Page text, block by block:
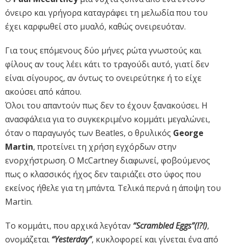
όνειρο και γρήγορα καταγράφει τη μελωδία που του
έχει καρφωθεί στο μυαλό, καθώς ονειρευόταν.
Για τους επόμενους δύο μήνες ρώτα γνωστούς και
φίλους αν τους λέει κάτι το τραγούδι αυτό, γιατί δεν
είναι σίγουρος, αν όντως το ονειρεύτηκε ή το είχε
ακούσει από κάπου.
Όλοι του απαντούν πως δεν το έχουν ξανακούσει. Η
ανασφάλεια για το συγκεκριμένο κομμάτι μεγαλώνει,
όταν ο παραγωγός των Beatles, ο θρυλικός George
Martin, προτείνει τη χρήση εγχόρδων στην
ενορχήστρωση. Ο McCartney διαφωνεί, φοβούμενος
πως ο κλασσικός ήχος δεν ταιριάζει στο ύφος που
εκείνος ήθελε για τη μπάντα. Τελικά περνά η άποψη του
Martin.
Το κομμάτι, που αρχικά λεγόταν “Scrambled Eggs”(!?!),
ονομάζεται “Yesterday”, κυκλοφορεί και γίνεται ένα από